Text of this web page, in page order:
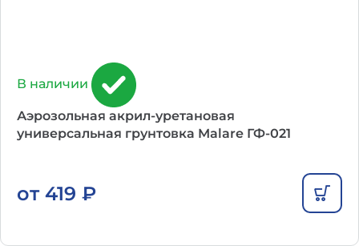
В наличии
Аэрозольная акрил-уретановая
универсальная грунтовка Malare ГФ-021
от 419 ₽